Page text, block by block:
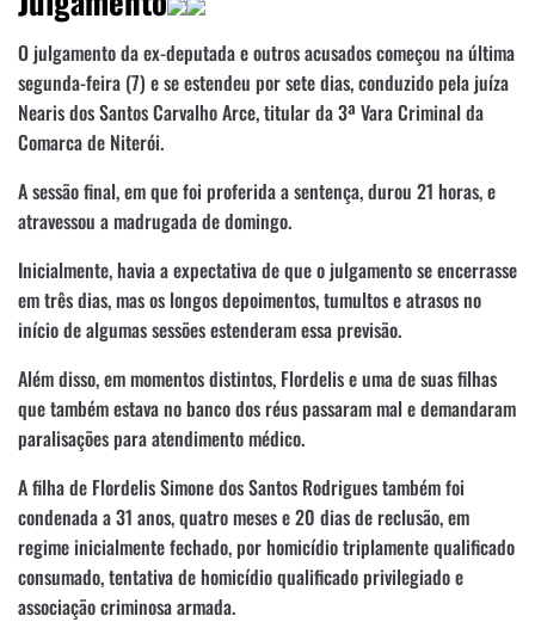
O julgamento da ex-deputada e outros acusados começou na última
segunda-feira (7) e se estendeu por sete dias, conduzido pela juíza
Nearis dos Santos Carvalho Arce, titular da 3ª Vara Criminal da
Comarca de Niterói.
A sessão final, em que foi proferida a sentença, durou 21 horas, e
atravessou a madrugada de domingo.
Inicialmente, havia a expectativa de que o julgamento se encerrasse
em três dias, mas os longos depoimentos, tumultos e atrasos no
início de algumas sessões estenderam essa previsão.
Além disso, em momentos distintos, Flordelis e uma de suas filhas
que também estava no banco dos réus passaram mal e demandaram
paralisações para atendimento médico.
A filha de Flordelis Simone dos Santos Rodrigues também foi
condenada a 31 anos, quatro meses e 20 dias de reclusão, em
regime inicialmente fechado, por homicídio triplamente qualificado
consumado, tentativa de homicídio qualificado privilegiado e
associação criminosa armada.